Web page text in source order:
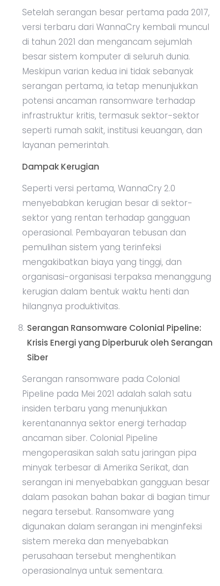
Setelah serangan besar pertama pada 2017,
versi terbaru dari WannaCry kembali muncul
di tahun 2021 dan mengancam sejumlah
besar sistem komputer di seluruh dunia.
Meskipun varian kedua ini tidak sebanyak
serangan pertama, ia tetap menunjukkan
potensi ancaman ransomware terhadap
infrastruktur kritis, termasuk sektor-sektor
seperti rumah sakit, institusi keuangan, dan
layanan pemerintah.
Dampak Kerugian
Seperti versi pertama, WannaCry 2.0
menyebabkan kerugian besar di sektor-
sektor yang rentan terhadap gangguan
operasional. Pembayaran tebusan dan
pemulihan sistem yang terinfeksi
mengakibatkan biaya yang tinggi, dan
organisasi-organisasi terpaksa menanggung
kerugian dalam bentuk waktu henti dan
hilangnya produktivitas.
Serangan Ransomware Colonial Pipeline:
Krisis Energi yang Diperburuk oleh Serangan
Siber
Serangan ransomware pada Colonial
Pipeline pada Mei 2021 adalah salah satu
insiden terbaru yang menunjukkan
kerentanannya sektor energi terhadap
ancaman siber. Colonial Pipeline
mengoperasikan salah satu jaringan pipa
minyak terbesar di Amerika Serikat, dan
serangan ini menyebabkan gangguan besar
dalam pasokan bahan bakar di bagian timur
negara tersebut. Ransomware yang
digunakan dalam serangan ini menginfeksi
sistem mereka dan menyebabkan
perusahaan tersebut menghentikan
operasionalnya untuk sementara.